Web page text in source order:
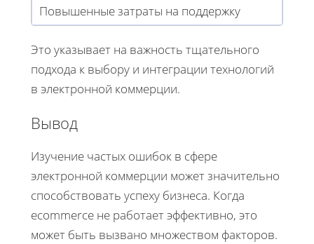
Повышенные затраты на поддержку
Это указывает на важность тщательного
подхода к выбору и интеграции технологий
в электронной коммерции.
Вывод
Изучение частых ошибок в сфере
электронной коммерции может значительно
способствовать успеху бизнеса. Когда
ecommerce не работает эффективно, это
может быть вызвано множеством факторов.